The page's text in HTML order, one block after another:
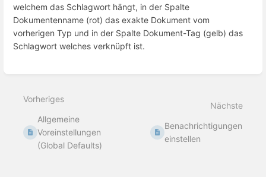
welchem das Schlagwort hängt, in der Spalte
Dokumentenname (rot) das exakte Dokument vom
vorherigen Typ und in der Spalte Dokument-Tag (gelb) das
Schlagwort welches verknüpft ist.
Vorheriges
Allgemeine
Voreinstellungen
(Global Defaults)
Nächste
Benachrichtigungen
einstellen